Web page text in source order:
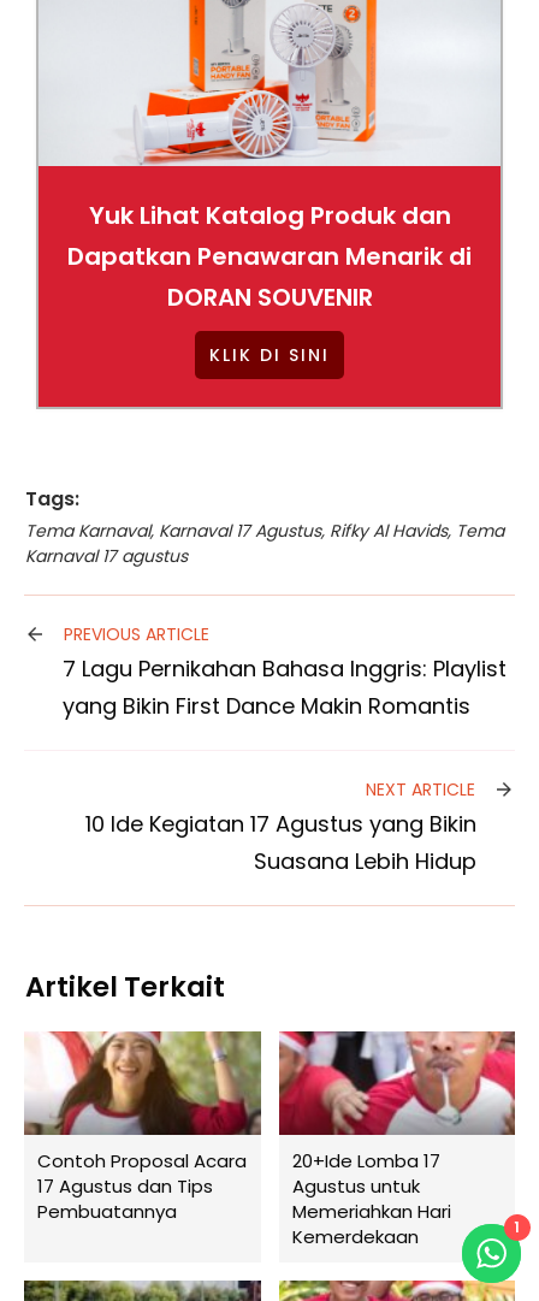
Yuk Lihat Katalog Produk dan
Dapatkan Penawaran Menarik di
DORAN SOUVENIR
KLIK DI SINI
Tags:
Tema Karnaval, Karnaval 17 Agustus, Rifky Al Havids, Tema
Karnaval 17 agustus
PREVIOUS ARTICLE
7 Lagu Pernikahan Bahasa Inggris: Playlist
yang Bikin First Dance Makin Romantis
NEXT ARTICLE
10 Ide Kegiatan 17 Agustus yang Bikin
Suasana Lebih Hidup
Artikel Terkait
Contoh Proposal Acara
17 Agustus dan Tips
Pembuatannya
20+Ide Lomba 17
Agustus untuk
Memeriahkan Hari
Kemerdekaan
1